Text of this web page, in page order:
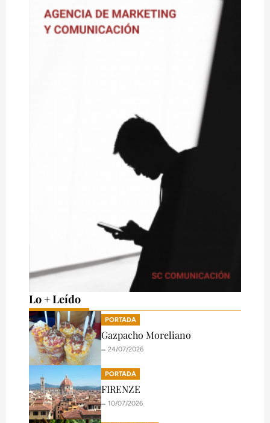
Lo + Leído
PORTADA
Gazpacho Moreliano
🗕️ 24/07/2026
PORTADA
FIRENZE
🗕️ 10/07/2026